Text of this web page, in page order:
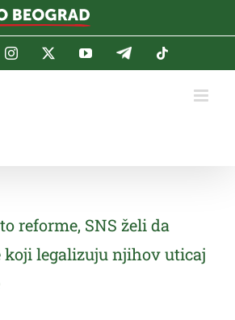
InstagramTwitterYouTubeTelegram
reforme, SNS želi da
koji legalizuju njihov uticaj